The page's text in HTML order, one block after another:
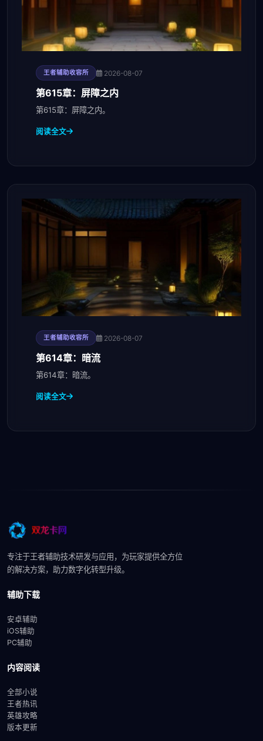
王者辅助收容所 2026-08-07
第615章：屏障之内
第615章：屏障之内。
阅读全文
王者辅助收容所 2026-08-07
第614章：暗流
第614章：暗流。
阅读全文
专注于王者辅助技术研发与应用，为玩家提供全方位
的解决方案，助力数字化转型升级。
辅助下载
安卓辅助
iOS辅助
PC辅助
内容阅读
全部小说
王者热讯
英雄攻略
版本更新